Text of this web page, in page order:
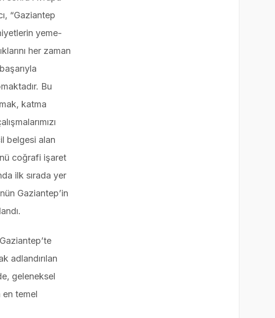
“Gaziantep
yeme-
her zaman
Bu
katma
belgesi alan
coğrafi işaret
ilk sırada yer
Gaziantep’in
adlandırılan
geleneksel
en temel